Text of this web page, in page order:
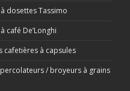
dosettes Tassimo
café De’Longhi
cafetières à capsules
/ broyeurs à grains